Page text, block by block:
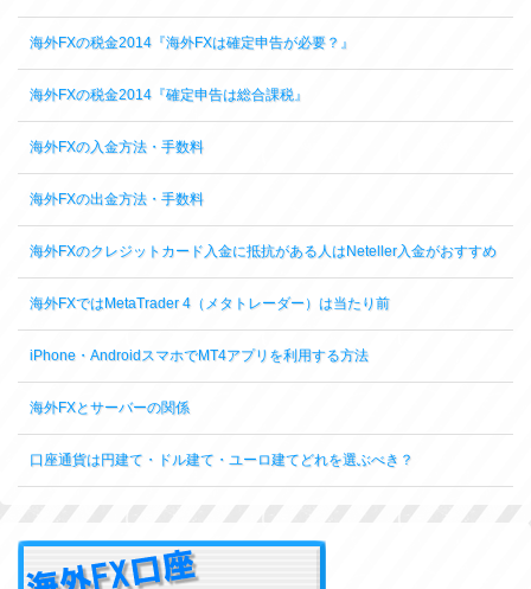
海外FXの税金2014『海外FXは確定申告が必要？』
海外FXの税金2014『確定申告は総合課税』
海外FXの入金方法・手数料
海外FXの出金方法・手数料
海外FXのクレジットカード入金に抵抗がある人はNeteller入金がおすすめ
海外FXではMetaTrader 4（メタトレーダー）は当たり前
iPhone・AndroidスマホでMT4アプリを利用する方法
海外FXとサーバーの関係
口座通貨は円建て・ドル建て・ユーロ建てどれを選ぶべき？